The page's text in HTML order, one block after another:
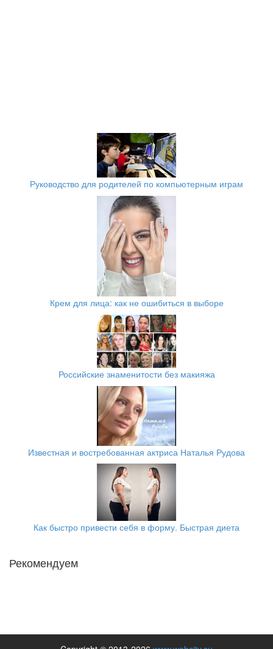
Руководство для родителей по компьютерным играм
Крем для лица: как не ошибиться в выборе
Российские знаменитости без макияжа
Известная и востребованная актриса Наталья Рудова
Как быстро привести себя в форму. Быстрая диета
Рекомендуем